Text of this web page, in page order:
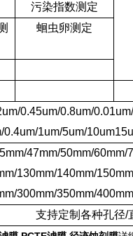
污染指数测定
蛔虫卵测定
0.45um/0.8um/
0.4um/1um/5um/
47mm/50mm/
130mm/140mm/
300mm/350mm/400mm
支持定制各种孔径/